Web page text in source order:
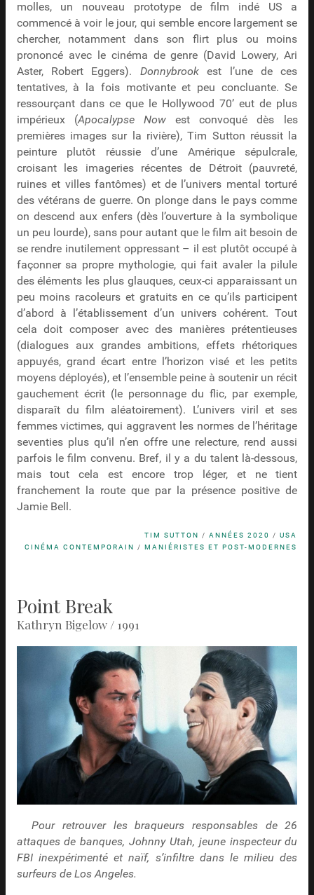
molles, un nouveau prototype de film indé US a
commencé à voir le jour, qui semble encore largement se
chercher, notamment dans son flirt plus ou moins
prononcé avec le cinéma de genre (David Lowery, Ari
Aster, Robert Eggers). Donnybrookest l’une de ces
tentatives, à la fois motivante et peu concluante. Se
ressourçant dans ce que le Hollywood 70’ eut de plus
impérieux (Apocalypse Nowest convoqué dès les
premières images sur la rivière), Tim Sutton réussit la
peinture plutôt réussie d’une Amérique sépulcrale,
croisant les imageries récentes de Détroit (pauvreté,
ruines et villes fantômes) et de l’univers mental torturé
des vétérans de guerre. On plonge dans le pays comme
on descend aux enfers (dès l’ouverture à la symbolique
un peu lourde), sans pour autant que le film ait besoin de
se rendre inutilement oppressant – il est plutôt occupé à
façonner sa propre mythologie, qui fait avaler la pilule
des éléments les plus glauques, ceux-ci apparaissant un
peu moins racoleurs et gratuits en ce qu’ils participent
d’abord à l’établissement d’un univers cohérent. Tout
cela doit composer avec des manières prétentieuses
(dialogues aux grandes ambitions, effets rhétoriques
appuyés, grand écart entre l’horizon visé et les petits
moyens déployés), et l’ensemble peine à soutenir un récit
gauchement écrit (le personnage du flic, par exemple,
disparaît du film aléatoirement). L’univers viril et ses
femmes victimes, qui aggravent les normes de l’héritage
seventies plus qu’il n’en offre une relecture, rend aussi
parfois le film convenu. Bref, il y a du talent là-dessous,
mais tout cela est encore trop léger, et ne tient
franchement la route que par la présence positive de
Jamie Bell.
TIM SUTTON /ANNÉES 2020 /USA
CINÉMA CONTEMPORAIN /MANIÉRISTES ET POST-MODERNES
Point Break
Kathryn Bigelow / 1991
Pour retrouver les braqueurs responsables de 26
attaques de banques, Johnny Utah, jeune inspecteur du
FBI inexpérimenté et naïf, s’infiltre dans le milieu des
surfeurs de Los Angeles.